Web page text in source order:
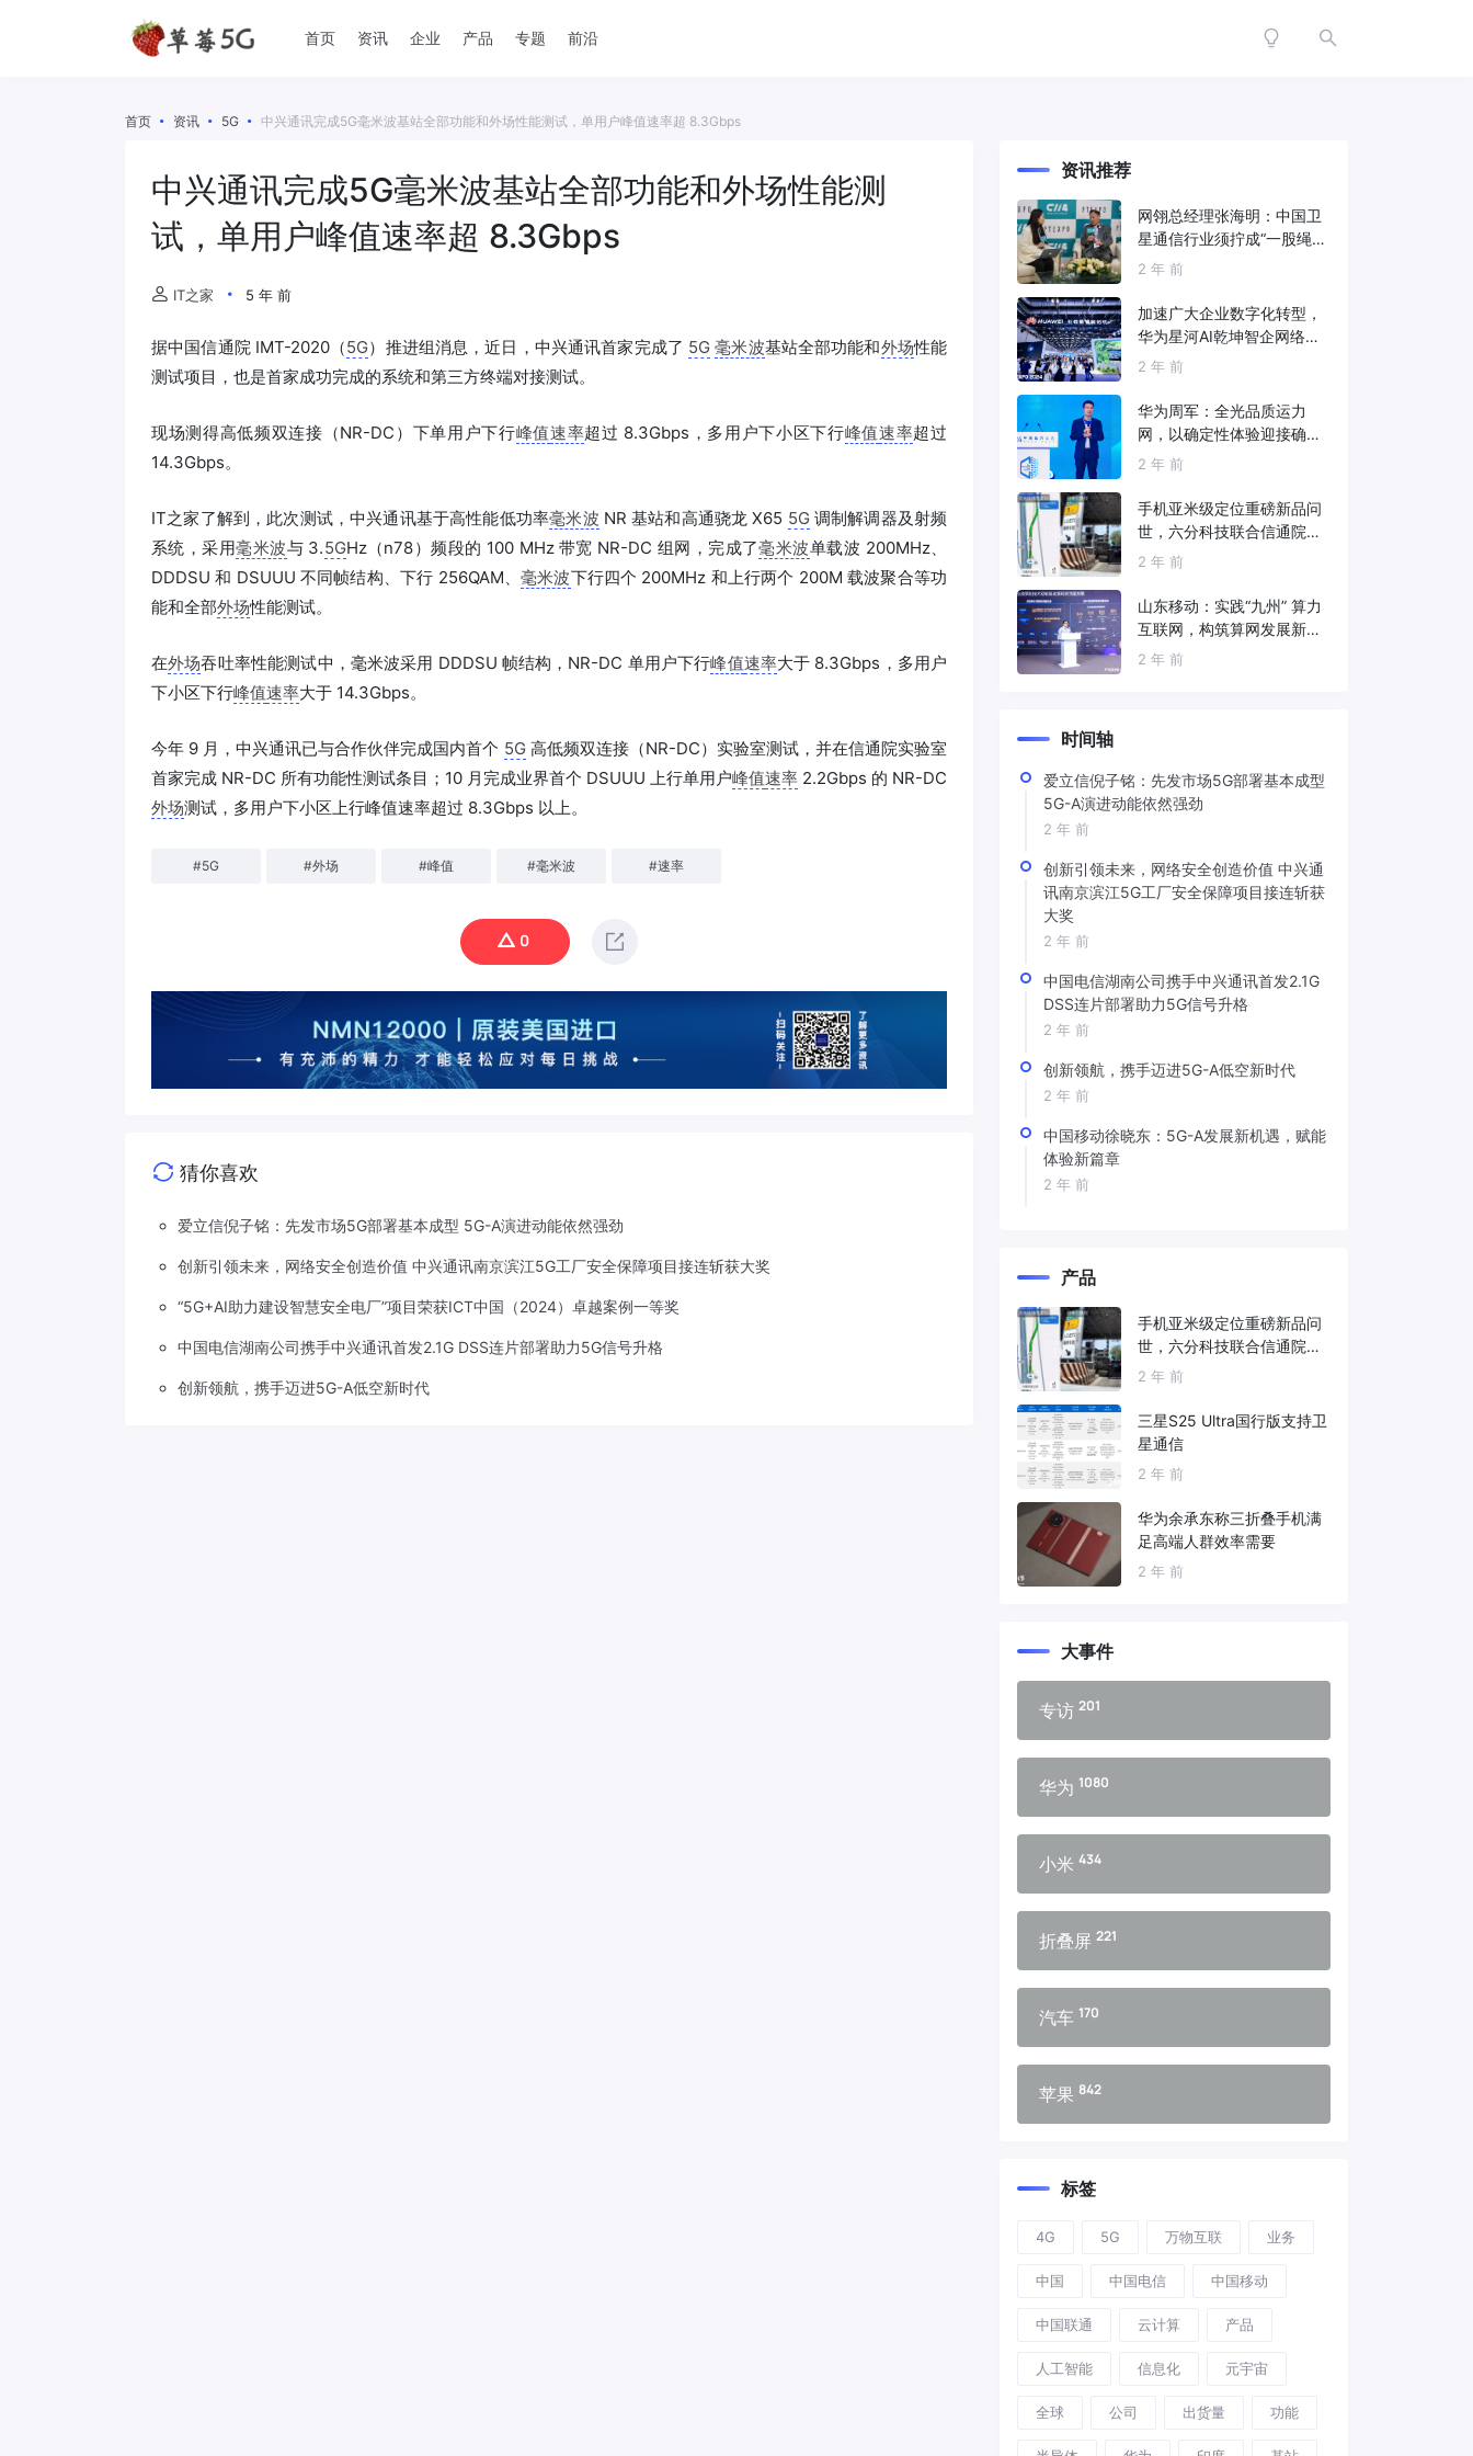
首页 资讯 企业 产品 专题 前沿
首页 资讯 5G 中兴通讯完成5G毫米波基站全部功能和外场性能测试，单用户峰值速率超 8.3Gbps
中兴通讯完成5G毫米波基站全部功能和外场性能测
试，单用户峰值速率超 8.3Gbps
IT之家 5 年 前
据中国信通院 IMT-2020（5G）推进组消息，近日，中兴通讯首家完成了 5G 毫米波基站全部功能和外场性能
测试项目，也是首家成功完成的系统和第三方终端对接测试。
现场测得高低频双连接（NR-DC）下单用户下行峰值速率超过 8.3Gbps，多用户下小区下行峰值速率超过
14.3Gbps。
IT之家了解到，此次测试，中兴通讯基于高性能低功率毫米波 NR 基站和高通骁龙 X65 5G调制解调器及射频
系统，采用毫米波与 3.5GHz（n78）频段的 100 MHz 带宽 NR-DC 组网，完成了毫米波单载波 200MHz、
DDDSU 和 DSUUU 不同帧结构、下行 256QAM、 毫米波下行四个 200MHz 和上行两个 200M 载波聚合等功
能和全部外场性能测试。
在外场吞吐率性能测试中，毫米波采用 DDDSU 帧结构，NR-DC 单用户下行峰值速率大于 8.3Gbps，多用户
下小区下行峰值速率大于 14.3Gbps。
今年 9 月，中兴通讯已与合作伙伴完成国内首个 5G高低频双连接（NR-DC）实验室测试，并在信通院实验室
首家完成 NR-DC 所有功能性测试条目；10 月完成业界首个 DSUUU 上行单用户峰值速率 2.2Gbps 的 NR-DC
外场测试，多用户下小区上行峰值速率超过 8.3Gbps 以上。
#5G #外场 #峰值 #毫米波 #速率
0
猜你喜欢
爱立信倪子铭：先发市场5G部署基本成型 5G-A演进动能依然强劲
创新引领未来，网络安全创造价值 中兴通讯南京滨江5G工厂安全保障项目接连斩获大奖
“5G+AI助力建设智慧安全电厂”项目荣获ICT中国（2024）卓越案例一等奖
中国电信湖南公司携手中兴通讯首发2.1G DSS连片部署助力5G信号升格
创新领航，携手迈进5G-A低空新时代
资讯推荐
网翎总经理张海明：中国卫
星通信行业须拧成“一股绳”
共同打造垂直产业链
2 年 前
加速广大企业数字化转型，
华为星河AI乾坤智企网络解
决方案亮相2024中国国际信
2 年 前
华为周军：全光品质运力
网，以确定性体验迎接确定
性的智能时代
2 年 前
手机亚米级定位重磅新品问
世，六分科技联合信通院发
布免费服务
2 年 前
山东移动：实践“九州” 算力
互联网，构筑算网发展新底
座
2 年 前
时间轴
爱立信倪子铭：先发市场5G部署基本成型
5G-A演进动能依然强劲
2 年 前
创新引领未来，网络安全创造价值 中兴通
讯南京滨江5G工厂安全保障项目接连斩获
大奖
2 年 前
中国电信湖南公司携手中兴通讯首发2.1G
DSS连片部署助力5G信号升格
2 年 前
创新领航，携手迈进5G-A低空新时代
2 年 前
中国移动徐晓东：5G-A发展新机遇，赋能
体验新篇章
2 年 前
产品
手机亚米级定位重磅新品问
世，六分科技联合信通院发
布免费服务
2 年 前
三星S25 Ultra国行版支持卫
星通信
2 年 前
华为余承东称三折叠手机满
足高端人群效率需要
2 年 前
大事件
专访 201
华为 1080
小米 434
折叠屏 221
汽车 170
苹果 842
标签
4G 5G 万物互联 业务
中国 中国电信 中国移动
中国联通 云计算 产品
人工智能 信息化 元宇宙
全球 公司 出货量 功能